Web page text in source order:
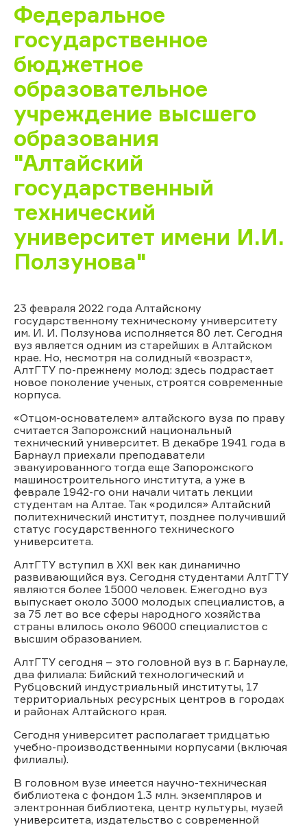
Федеральное
государственное
бюджетное
образовательное
учреждение высшего
образования
"Алтайский
государственный
технический
университет имени И.И.
Ползунова"
23 февраля 2022 года Алтайскому
государственному техническому университету
им. И. И. Ползунова исполняется 80 лет. Сегодня
вуз является одним из старейших в Алтайском
крае. Но, несмотря на солидный «возраст»,
АлтГТУ по-прежнему молод: здесь подрастает
новое поколение ученых, строятся современные
корпуса.
«Отцом-основателем» алтайского вуза по праву
считается Запорожский национальный
технический университет. В декабре 1941 года в
Барнаул приехали преподаватели
эвакуированного тогда еще Запорожского
машиностроительного института, а уже в
феврале 1942-го они начали читать лекции
студентам на Алтае. Так «родился» Алтайский
политехнический институт, позднее получивший
статус государственного технического
университета.
АлтГТУ вступил в XXI век как динамично
развивающийся вуз. Сегодня студентами АлтГТУ
являются более 15000 человек. Ежегодно вуз
выпускает около 3000 молодых специалистов, а
за 75 лет во все сферы народного хозяйства
страны влилось около 96000 специалистов с
высшим образованием.
АлтГТУ сегодня – это головной вуз в г. Барнауле,
два филиала: Бийский технологический и
Рубцовский индустриальный институты, 17
территориальных ресурсных центров в городах
и районах Алтайского края.
Сегодня университет располагает тридцатью
учебно-производственными корпусами (включая
филиалы).
В головном вузе имеется научно-техническая
библиотека с фондом 1.3 млн. экземпляров и
электронная библиотека, центр культуры, музей
университета, издательство с современной